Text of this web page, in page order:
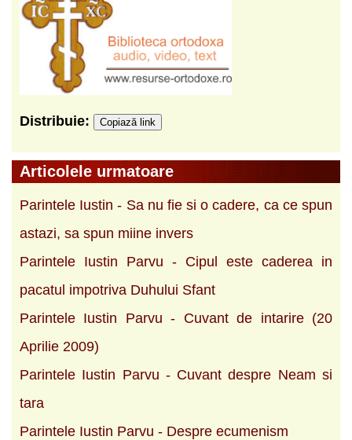
Distribuie: Copiază link
Articolele urmatoare
Parintele Iustin - Sa nu fie si o cadere, ca ce spun
astazi, sa spun miine invers
Parintele Iustin Parvu - Cipul este caderea in
pacatul impotriva Duhului Sfant
Parintele Iustin Parvu - Cuvant de intarire (20
Aprilie 2009)
Parintele Iustin Parvu - Cuvant despre Neam si
tara
Parintele Iustin Parvu - Despre ecumenism